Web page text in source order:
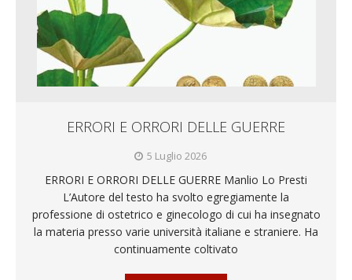
ERRORI E ORRORI DELLE GUERRE
5 Luglio 2026
ERRORI E ORRORI DELLE GUERRE Manlio Lo Presti
L’Autore del testo ha svolto egregiamente la
professione di ostetrico e ginecologo di cui ha insegnato
la materia presso varie università italiane e straniere. Ha
continuamente coltivato